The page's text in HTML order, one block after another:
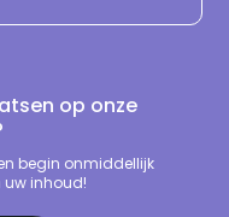
op onze
begin onmiddellijk
uw inhoud!